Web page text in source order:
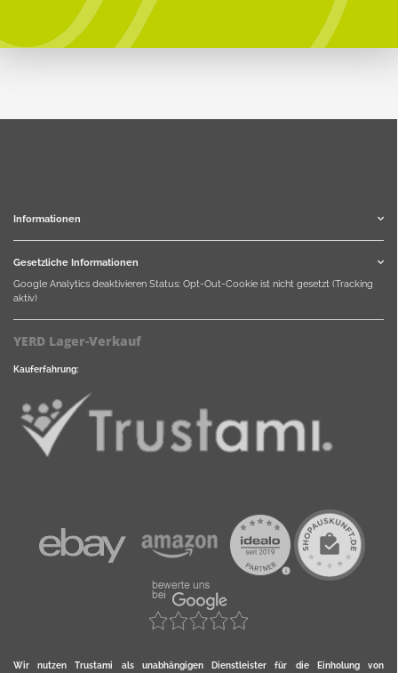
Informationen
Gesetzliche Informationen
Google Analytics deaktivieren Status: Opt-Out-Cookie ist nicht gesetzt (Tracking
aktiv)
YERD Lager-Verkauf
Kauferfahrung:
Wir nutzen Trustami als unabhängigen Dienstleister für die Einholung von